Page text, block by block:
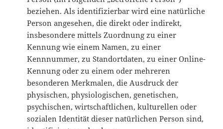
beziehen. Als identifizierbar wird eine natürliche
Person angesehen, die direkt oder indirekt,
insbesondere mittels Zuordnung zu einer
Kennung wie einem Namen, zu einer
Kennnummer, zu Standortdaten, zu einer Online-
Kennung oder zu einem oder mehreren
besonderen Merkmalen, die Ausdruck der
physischen, physiologischen, genetischen,
psychischen, wirtschaftlichen, kulturellen oder
sozialen Identität dieser natürlichen Person sind,